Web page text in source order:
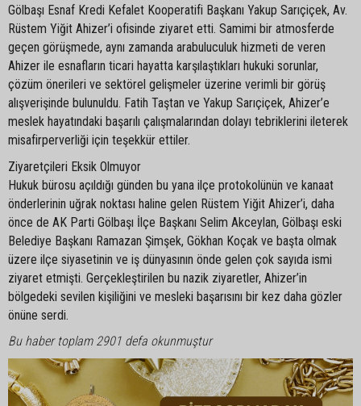
Gölbaşı Esnaf Kredi Kefalet Kooperatifi Başkanı Yakup Sarıçiçek, Av.
Rüstem Yiğit Ahizer’i ofisinde ziyaret etti. Samimi bir atmosferde
geçen görüşmede, aynı zamanda arabuluculuk hizmeti de veren
Ahizer ile esnafların ticari hayatta karşılaştıkları hukuki sorunlar,
çözüm önerileri ve sektörel gelişmeler üzerine verimli bir görüş
alışverişinde bulunuldu. Fatih Taştan ve Yakup Sarıçiçek, Ahizer’e
meslek hayatındaki başarılı çalışmalarından dolayı tebriklerini ileterek
misafirperverliği için teşekkür ettiler.
Ziyaretçileri Eksik Olmuyor
Hukuk bürosu açıldığı günden bu yana ilçe protokolünün ve kanaat
önderlerinin uğrak noktası haline gelen Rüstem Yiğit Ahizer’i, daha
önce de AK Parti Gölbaşı İlçe Başkanı Selim Akceylan, Gölbaşı eski
Belediye Başkanı Ramazan Şimşek, Gökhan Koçak ve başta olmak
üzere ilçe siyasetinin ve iş dünyasının önde gelen çok sayıda ismi
ziyaret etmişti. Gerçekleştirilen bu nazik ziyaretler, Ahizer’in
bölgedeki sevilen kişiliğini ve mesleki başarısını bir kez daha gözler
önüne serdi.
Bu haber toplam 2901 defa okunmuştur